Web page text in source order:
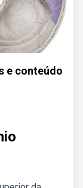
e conteúdo